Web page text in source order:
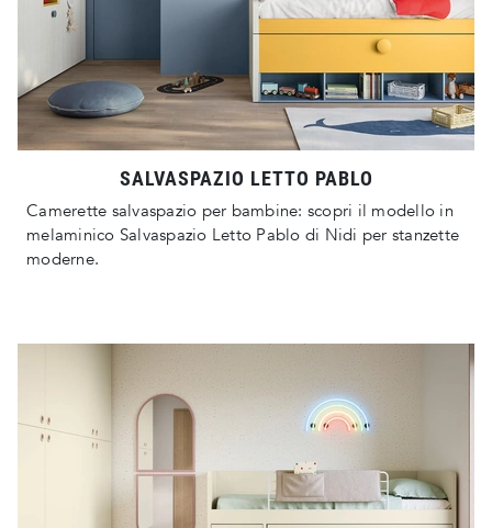
SALVASPAZIO LETTO PABLO
Camerette salvaspazio per bambine: scopri il modello in
melaminico Salvaspazio Letto Pablo di Nidi per stanzette
moderne.